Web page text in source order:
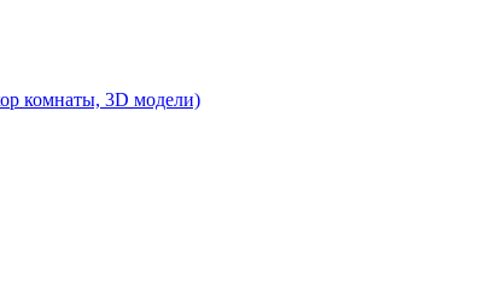
комнаты, 3D модели)